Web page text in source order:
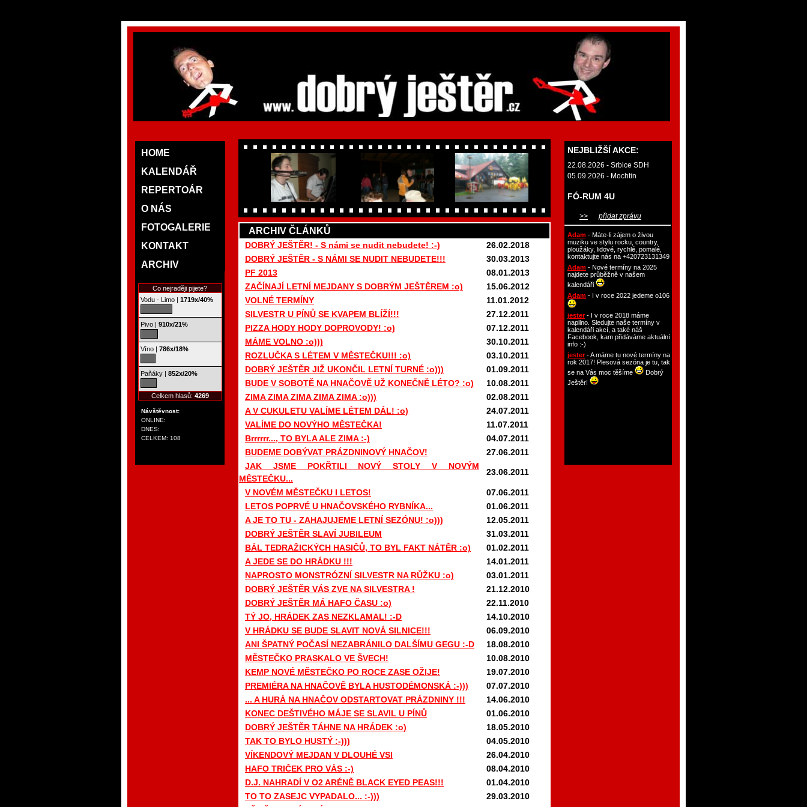
NEJBLIŽŠÍ AKCE:
22.08.2026 - Srbice SDH
05.09.2026 - Mochtin
FÓ-RUM 4U
HOME
KALENDÁŘ
REPERTOÁR
O NÁS
FOTOGALERIE
KONTAKT
ARCHIV
Co nejraději pijete?
Vodu - Limo | 1719x/40%
Pivo | 910x/21%
Víno | 786x/18%
Paňáky | 852x/20%
Celkem hlasů: 4269
Návštěvnost:
ONLINE:
DNES:
CELKEM: 108
ARCHIV ČLÁNKŮ
DOBRÝ JEŠTĚR! - S námi se nudit nebudete! :-)
26.02.2018
DOBRÝ JEŠTĚR - S NÁMI SE NUDIT NEBUDETE!!!
30.03.2013
PF 2013
08.01.2013
ZAČÍNAJÍ LETNÍ MEJDANY S DOBRÝM JEŠTĚREM :o)
15.06.2012
VOLNÉ TERMÍNY
11.01.2012
SILVESTR U PÍNŮ SE KVAPEM BLÍŽÍ!!!
27.12.2011
PIZZA HODY HODY DOPROVODY! :o)
07.12.2011
MÁME VOLNO :o)))
30.10.2011
ROZLUČKA S LÉTEM V MĚSTEČKU!!! :o)
03.10.2011
DOBRÝ JEŠTĚR JIŽ UKONČIL LETNÍ TURNÉ :o)))
01.09.2011
BUDE V SOBOTĚ NA HNAČOVĚ UŽ KONEČNĚ LÉTO? :o)
10.08.2011
ZIMA ZIMA ZIMA ZIMA ZIMA :o)))
02.08.2011
A V CUKULETU VALÍME LÉTEM DÁL! :o)
24.07.2011
VALÍME DO NOVÝHO MĚSTEČKA!
11.07.2011
Brrrrrr..., TO BYLA ALE ZIMA :-)
04.07.2011
BUDEME DOBÝVAT PRÁZDNINOVÝ HNAČOV!
27.06.2011
JAK JSME POKŘTILI NOVÝ STOLY V NOVÝM
MĚSTEČKU...
23.06.2011
V NOVÉM MĚSTEČKU I LETOS!
07.06.2011
LETOS POPRVÉ U HNAČOVSKÉHO RYBNÍKA...
01.06.2011
A JE TO TU - ZAHAJUJEME LETNÍ SEZÓNU! :o)))
12.05.2011
DOBRÝ JEŠTĚR SLAVÍ JUBILEUM
31.03.2011
BÁL TEDRAŽICKÝCH HASIČŮ, TO BYL FAKT NÁTĚR :o)
01.02.2011
A JEDE SE DO HRÁDKU !!!
14.01.2011
NAPROSTO MONSTRÓZNÍ SILVESTR NA RŮŽKU :o)
03.01.2011
DOBRÝ JEŠTĚR VÁS ZVE NA SILVESTRA !
21.12.2010
DOBRÝ JEŠTĚR MÁ HAFO ČASU :o)
22.11.2010
TÝ JO, HRÁDEK ZAS NEZKLAMAL! :-D
14.10.2010
V HRÁDKU SE BUDE SLAVIT NOVÁ SILNICE!!!
06.09.2010
ANI ŠPATNÝ POČASÍ NEZABRÁNILO DALŠÍMU GEGU :-D
18.08.2010
MĚSTEČKO PRASKALO VE ŠVECH!
10.08.2010
KEMP NOVÉ MĚSTEČKO PO ROCE ZASE OŽIJE!
19.07.2010
PREMIÉRA NA HNAČOVĚ BYLA HUSTODÉMONSKÁ :-)))
07.07.2010
... A HURÁ NA HNAČOV ODSTARTOVAT PRÁZDNINY !!!
14.06.2010
KONEC DEŠTIVÉHO MÁJE SE SLAVIL U PÍNŮ
01.06.2010
DOBRÝ JEŠTĚR TÁHNE NA HRÁDEK :o)
18.05.2010
TAK TO BYLO HUSTÝ :-)))
04.05.2010
VÍKENDOVÝ MEJDAN V DLOUHÉ VSI
26.04.2010
HAFO TRIČEK PRO VÁS :-)
08.04.2010
D.J. NAHRADÍ V O2 ARÉNĚ BLACK EYED PEAS!!!
01.04.2010
TO TO ZASEJC VYPADALO... :-)))
29.03.2010